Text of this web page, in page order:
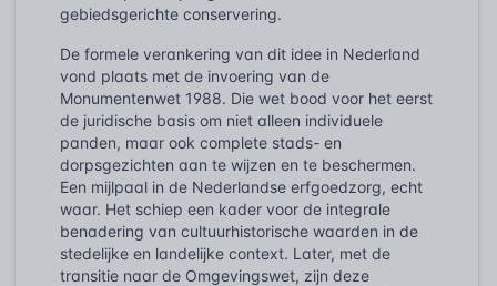
gebiedsgerichte conservering.
De formele verankering van dit idee in Nederland
vond plaats met de invoering van de
Monumentenwet 1988. Die wet bood voor het eerst
de juridische basis om niet alleen individuele
panden, maar ook complete stads- en
dorpsgezichten aan te wijzen en te beschermen.
Een mijlpaal in de Nederlandse erfgoedzorg, echt
waar. Het schiep een kader voor de integrale
benadering van cultuurhistorische waarden in de
stedelijke en landelijke context. Later, met de
transitie naar de Omgevingswet, zijn deze